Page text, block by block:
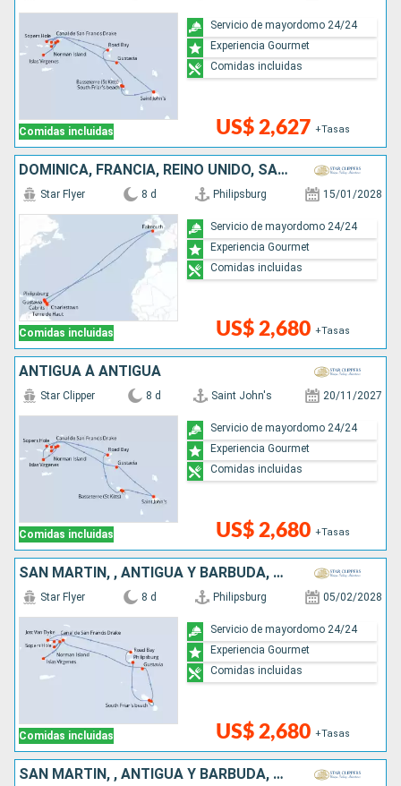
Comidas incluidas US$ 2,627 +Tasas
Servicio de mayordomo 24/24
Experiencia Gourmet
Comidas incluidas
DOMINICA, FRANCIA, REINO UNIDO, SAN MARTÍN
Comidas incluidas
Star Flyer 8 d Philipsburg 15/01/2028
US$ 2,680 +Tasas
Servicio de mayordomo 24/24
Experiencia Gourmet
Comidas incluidas
ANTIGUA À ANTIGUA
Comidas incluidas
Star Clipper 8 d Saint John's 20/11/2027
US$ 2,680 +Tasas
Servicio de mayordomo 24/24
Experiencia Gourmet
Comidas incluidas
SAN MARTÍN, , ANTIGUA Y BARBUDA, FRANCIA
Comidas incluidas
Star Flyer 8 d Philipsburg 05/02/2028
US$ 2,680 +Tasas
Servicio de mayordomo 24/24
Experiencia Gourmet
Comidas incluidas
SAN MARTÍN, , ANTIGUA Y BARBUDA, FRANCIA